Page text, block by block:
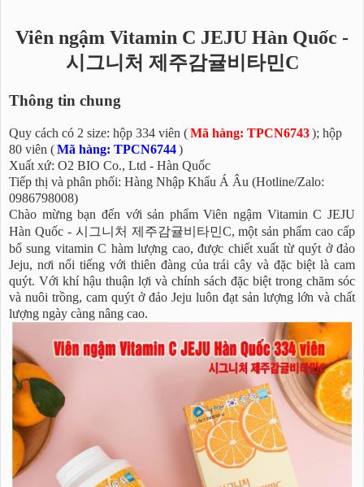
Viên ngậm Vitamin C JEJU Hàn Quốc -
시그니처 제주감귤비타민C
Thông tin chung
Quy cách có 2 size: hộp 334 viên (Mã hàng: TPCN6743); hộp
80 viên (Mã hàng: TPCN6744)
Xuất xứ: O2 BIO Co., Ltd - Hàn Quốc
Tiếp thị và phân phối: Hàng Nhập Khẩu Á Âu (Hotline/Zalo:
0986798008)
Chào mừng bạn đến với sản phẩm Viên ngậm Vitamin C JEJU
Hàn Quốc - 시그니처 제주감귤비타민C, một sản phẩm cao cấp
bổ sung vitamin C hàm lượng cao, được chiết xuất từ quýt ở đảo
Jeju, nơi nổi tiếng với thiên đàng của trái cây và đặc biệt là cam
quýt. Với khí hậu thuận lợi và chính sách đặc biệt trong chăm sóc
và nuôi trồng, cam quýt ở đảo Jeju luôn đạt sản lượng lớn và chất
lượng ngày càng nâng cao.